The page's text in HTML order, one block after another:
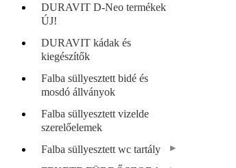
DURAVIT D-Neo termékek
ÚJ!
DURAVIT kádak és
kiegészítők
Falba süllyesztett bidé és
mosdó állványok
Falba süllyesztett vizelde
szerelőelemek
Falba süllyesztett wc tartály